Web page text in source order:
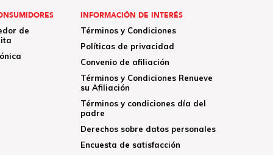
de
INFORMACIÓN DE INTERÉS
Términos y Condiciones
Políticas de privacidad
Convenio de afiliación
Términos y Condiciones Renueve
su Afiliación
Términos y condiciones día del
padre
Derechos sobre datos personales
Encuesta de satisfacción